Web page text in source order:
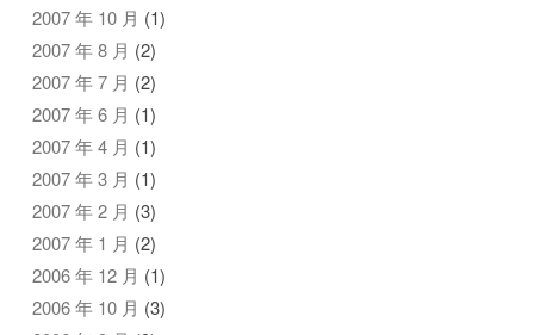
2007 年 10 月 (1)
2007 年 8 月 (2)
2007 年 7 月 (2)
2007 年 6 月 (1)
2007 年 4 月 (1)
2007 年 3 月 (1)
2007 年 2 月 (3)
2007 年 1 月 (2)
2006 年 12 月 (1)
2006 年 10 月 (3)